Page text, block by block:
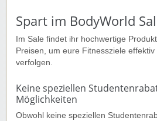
Spart im BodyWorld
Im Sale findet ihr hochwertige
Preisen, um eure Fitnessziele
verfolgen.
Keine speziellen
Möglichkeiten
Obwohl keine speziellen